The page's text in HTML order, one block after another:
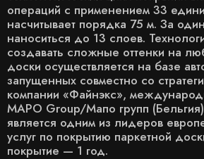
операций с применением 33
насчитывает порядка 75 м. За
наноситься до 13 слоев.
создавать сложные оттенки на
доски осуществляется на базе
запущенных совместно со
компании «Файнэкс»,
MAPO Group/Мапо групп
является одним из лидеров
услуг по покрытию паркетной
покрытие — 1 год.